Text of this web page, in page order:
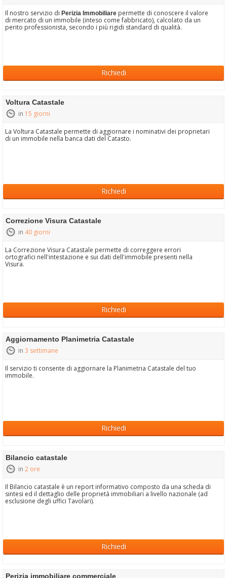
Il nostro servizio diPerizia Immobiliare permette di conoscere il valore
di mercato di un immobile (inteso come fabbricato), calcolato da un
perito professionista, secondo i più rigidi standard di qualità.
Richiedi
Voltura Catastale
in 15 giorni
La Voltura Catastale permette di aggiornare i nominativi dei proprietari
di un immobile nella banca dati del Catasto.
Richiedi
Correzione Visura Catastale
in 40 giorni
La Correzione Visura Catastale permette di correggere errori
ortografici nell'intestazione e sui dati dell'immobile presenti nella
Visura.
Richiedi
Aggiornamento Planimetria Catastale
in 3 settimane
Il servizio ti consente di aggiornare la Planimetria Catastale del tuo
immobile.
Richiedi
Bilancio catastale
in 2 ore
Il Bilancio catastale è un report informativo composto da una scheda di
sintesi ed il dettaglio delle proprietà immobiliari a livello nazionale (ad
esclusione degli uffici Tavolari).
Richiedi
Perizia immobiliare commerciale